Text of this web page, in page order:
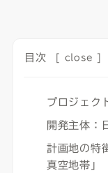
目次 close
プロジェク
開発主体：
計画地の特
真空地帯」